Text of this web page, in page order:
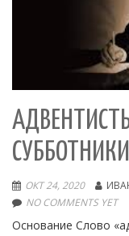
СУББОТНИКИ
ОКТ 24, 2020
NO COMMENTS YET
Основание Слово